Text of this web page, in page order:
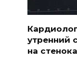
утренний
на